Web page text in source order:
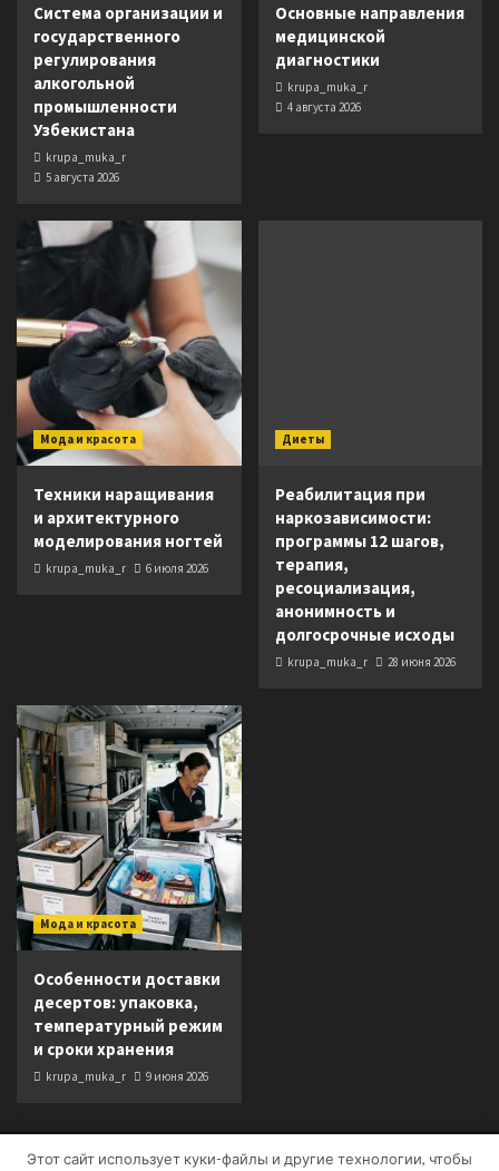
Система организации и
государственного
регулирования
алкогольной
промышленности
Узбекистана
krupa_muka_r
5 августа 2026
Основные направления
медицинской
диагностики
krupa_muka_r
4 августа 2026
Мода и красота
Техники наращивания
и архитектурного
моделирования ногтей
krupa_muka_r 6 июля 2026
Диеты
Реабилитация при
наркозависимости:
программы 12 шагов,
терапия,
ресоциализация,
анонимность и
долгосрочные исходы
krupa_muka_r 28 июня 2026
Мода и красота
Особенности доставки
десертов: упаковка,
температурный режим
и сроки хранения
krupa_muka_r 9 июня 2026
Copyright © Все права защищены.|CoverNewsот AF
Этот сайт использует куки-файлы и другие технологии, чтобы